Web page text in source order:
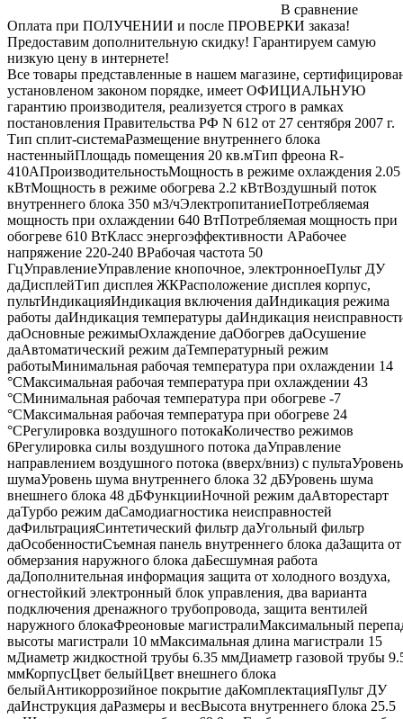
В сравнение
Оплата при ПОЛУЧЕНИИ и после ПРОВЕРКИ заказа!
Предоставим дополнительную скидку! Гарантируем самую
низкую цену в интернете!
Все товары представленные в нашем магазине,
установленом законом порядке, имеет ОФИЦИАЛЬНУЮ
гарантию производителя, реализуется строго в рамках
постановления Правительства РФ N 612 от 27 сентября 2007 г.
Тип сплит-системаРазмещение внутреннего блока
настенныйПлощадь помещения 20 кв.мТип фреона R-
410AПроизводительностьМощность в режиме охлаждения 2.05
кВтМощность в режиме обогрева 2.2 кВтВоздушный поток
внутреннего блока 350 м3/чЭлектропитаниеПотребляемая
мощность при охлаждении 640 ВтПотребляемая мощность при
обогреве 610 ВтКласс энергоэффективности AРабочее
напряжение 220-240 BРабочая частота 50
ГцУправлениеУправление кнопочное, электронноеПульт ДУ
даДисплейТип дисплея ЖКРасположение дисплея корпус,
пультИндикацияИндикация включения даИндикация режима
работы даИндикация температуры даИндикация
даОсновные режимыОхлаждение даОбогрев даОсушение
даАвтоматический режим даТемпературный режим
работыМинимальная рабочая температура при охлаждении 14
°CМаксимальная рабочая температура при охлаждении 43
°CМинимальная рабочая температура при обогреве -7
°CМаксимальная рабочая температура при обогреве 24
°CРегулировка воздушного потокаКоличество режимов
6Регулировка силы воздушного потока даУправление
направлением воздушного потока (вверх/вниз) с пультаУровень
шумаУровень шума внутреннего блока 32 дБУровень шума
внешнего блока 48 дБФункцииНочной режим даАвторестарт
даТурбо режим даСамодиагностика неисправностей
даФильтрацияСинтетический фильтр даУгольный фильтр
даОсобенностиСъемная панель внутреннего блока даЗащита от
обмерзания наружного блока даБесшумная работа
даДополнительная информация защита от холодного воздуха,
огнестойкий электронный блок управления, два варианта
подключения дренажного трубопровода, защита вентилей
наружного блокаФреоновые магистралиМаксимальный
высоты магистрали 10 мМаксимальная длина магистрали 15
мДиаметр жидкостной трубы 6.35 ммДиаметр газовой трубы
ммКорпусЦвет белыйЦвет внешнего блока
белыйАнтикоррозийное покрытие даКомплектацияПульт ДУ
даИнструкция даРазмеры и весВысота внутреннего блока 25.5